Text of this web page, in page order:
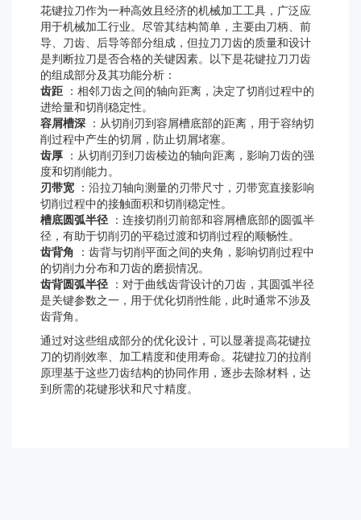
花键拉刀作为一种高效且经济的机械加工工具，广泛应
用于机械加工行业。尽管其结构简单，主要由刀柄、前
导、刀齿、后导等部分组成，但拉刀刀齿的质量和设计
是判断拉刀是否合格的关键因素。以下是花键拉刀刀齿
的组成部分及其功能分析：
齿距 ：相邻刀齿之间的轴向距离，决定了切削过程中的
进给量和切削稳定性。
容屑槽深 ：从切削刃到容屑槽底部的距离，用于容纳切
削过程中产生的切屑，防止切屑堵塞。
齿厚 ：从切削刃到刀齿棱边的轴向距离，影响刀齿的强
度和切削能力。
刃带宽 ：沿拉刀轴向测量的刃带尺寸，刃带宽直接影响
切削过程中的接触面积和切削稳定性。
槽底圆弧半径 ：连接切削刃前部和容屑槽底部的圆弧半
径，有助于切削刃的平稳过渡和切削过程的顺畅性。
齿背角 ：齿背与切削平面之间的夹角，影响切削过程中
的切削力分布和刀齿的磨损情况。
齿背圆弧半径 ：对于曲线齿背设计的刀齿，其圆弧半径
是关键参数之一，用于优化切削性能，此时通常不涉及
齿背角。
通过对这些组成部分的优化设计，可以显著提高花键拉
刀的切削效率、加工精度和使用寿命。花键拉刀的拉削
原理基于这些刀齿结构的协同作用，逐步去除材料，达
到所需的花键形状和尺寸精度。